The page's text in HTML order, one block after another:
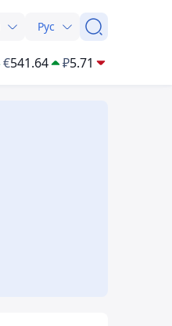
Рус
€541.64 ₽5.71